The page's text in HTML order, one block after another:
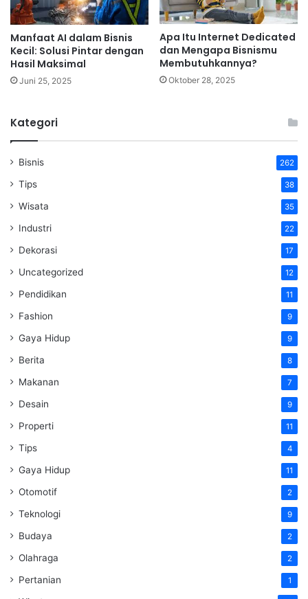
Manfaat AI dalam Bisnis
Kecil: Solusi Pintar dengan
Hasil Maksimal
Juni 25, 2025
Apa Itu Internet Dedicated
dan Mengapa Bisnismu
Membutuhkannya?
Oktober 28, 2025
Kategori
Bisnis 262
Tips 38
Wisata 35
Industri 22
Dekorasi 17
Uncategorized 12
Pendidikan 11
Fashion 9
Gaya Hidup 9
Berita 8
Makanan 7
Desain 9
Properti 11
Tips 4
Gaya Hidup 11
Otomotif 2
Teknologi 9
Budaya 2
Olahraga 2
Pertanian 1